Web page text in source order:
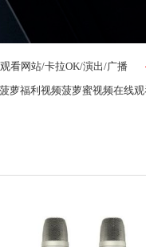
看网站/卡拉OK/演出/广播
萝福利视频菠萝蜜视频在线